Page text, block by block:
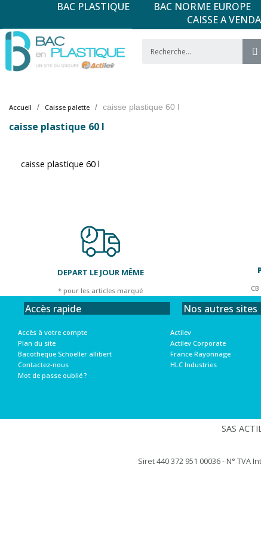
BAC PLASTIQUE BAC NORME EUROPE
CAISSE A
Accueil Caisse palette caisse plastique 60 l
caisse plastique 60 l
caisse plastique 60 l
DEPART LE JOUR MÊME
* pour les articles marqué
Accès rapide
Accès à votre compte
Plan du site
Bacotheque Schoeller allibert
Contactez-nous
Mot de passe oublié ?
Nos autres sites
Actilev
Actilev Corporate
France Rayonnage
HLC Industries
SAS
Siret 440 372 951 00036 - N° TVA